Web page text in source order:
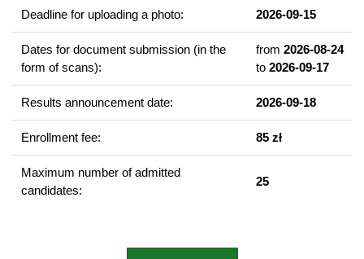
potrzeb, projektowaniem i prowadzeniem oddziaływań
socjoterapeutycznych skierowanych do zróżnicowanych grup.
Example of courses
Praca z grupą w socjoterapii
Profilaktyka chorób cywilizacyjnych
Podstawy psychoterapii
Deadline for uploading a photo: 2026-09-15
Dates for document submission (in the
form of scans):
from 2026-08-24
to 2026-09-17
Results announcement date: 2026-09-18
Enrollment fee: 85 zł
Maximum number of admitted
candidates:
25